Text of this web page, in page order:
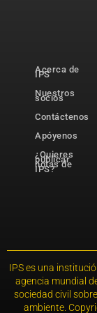
Acerca de
IPS
Nuestros
socios
Contáctenos
Apóyenos
¿Quieres
publicar
notas de
IPS?
IPS es una
agencia mundial
sociedad civil
ambiente.